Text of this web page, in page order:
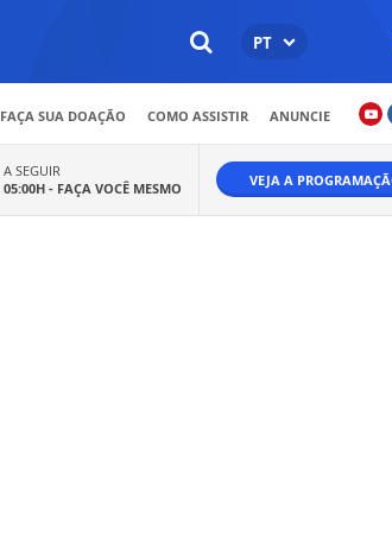
PT
FAÇA SUA DOAÇÃO COMO ASSISTIR ANUNCIE
A SEGUIR
05:00H - FAÇA VOCÊ MESMO VEJA A